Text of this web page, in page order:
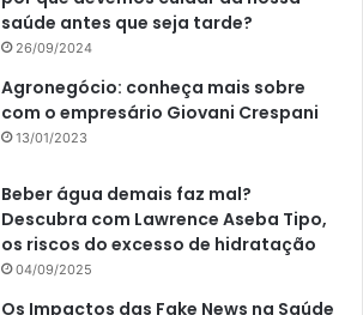
saúde antes que seja tarde?
26/09/2024
Agronegócio: conheça mais sobre
com o empresário Giovani Crespani
13/01/2023
Beber água demais faz mal?
Descubra com Lawrence Aseba Tipo,
os riscos do excesso de hidratação
04/09/2025
Os Impactos das Fake News na Saúde